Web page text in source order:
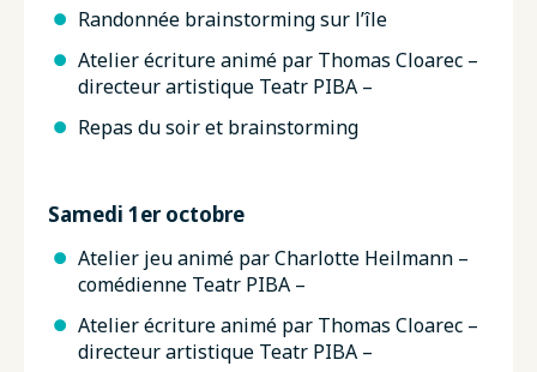
Randonnée brainstorming sur l’île
Atelier écriture animé par Thomas Cloarec –
directeur artistique Teatr PIBA –
Repas du soir et brainstorming
Samedi 1er octobre
Atelier jeu animé par Charlotte Heilmann –
comédienne Teatr PIBA –
Atelier écriture animé par Thomas Cloarec –
directeur artistique Teatr PIBA –